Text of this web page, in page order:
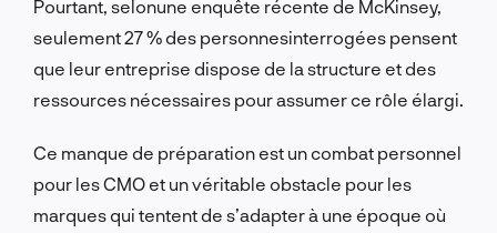
Pourtant, selonune enquête récente de McKinsey,
seulement 27 % des personnesinterrogées pensent
que leur entreprise dispose de la structure et des
ressources nécessaires pour assumer ce rôle élargi
Ce manque de préparation est un combat personnel
pour les CMO et un véritable obstacle pour les
marques qui tentent de s’adapter à une époque où